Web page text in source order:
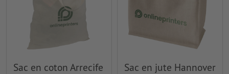
Sac en coton Arrecife Sac en jute Hannover